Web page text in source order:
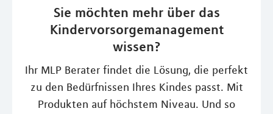
Sie möchten mehr über das
Kindervorsorgemanagement
wissen?
Ihr MLP Berater findet die Lösung, die perfekt
zu den Bedürfnissen Ihres Kindes passt. Mit
Produkten auf höchstem Niveau. Und so